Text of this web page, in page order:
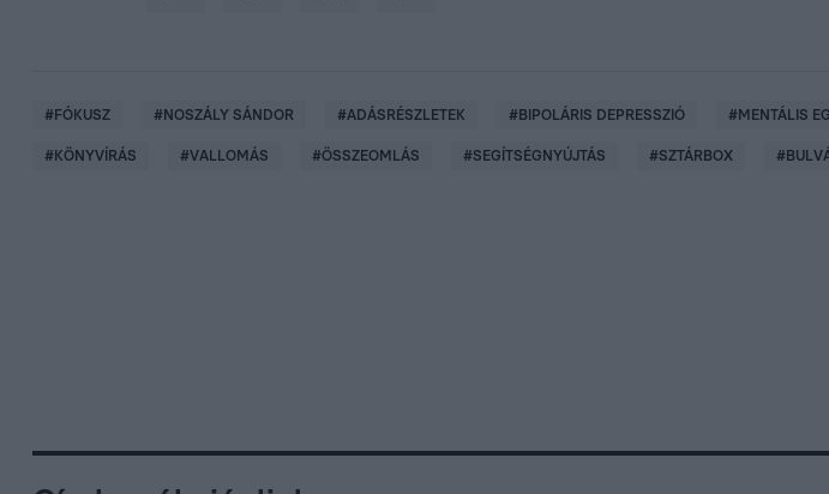
#FÓKUSZ #NOSZÁLY SÁNDOR #ADÁSRÉSZLETEK #BIPOLÁRIS DEPRESSZIÓ #MENTÁLIS
#KÖNYVÍRÁS #VALLOMÁS #ÖSSZEOMLÁS #SEGÍTSÉGNYÚJTÁS #SZTÁRBOX #